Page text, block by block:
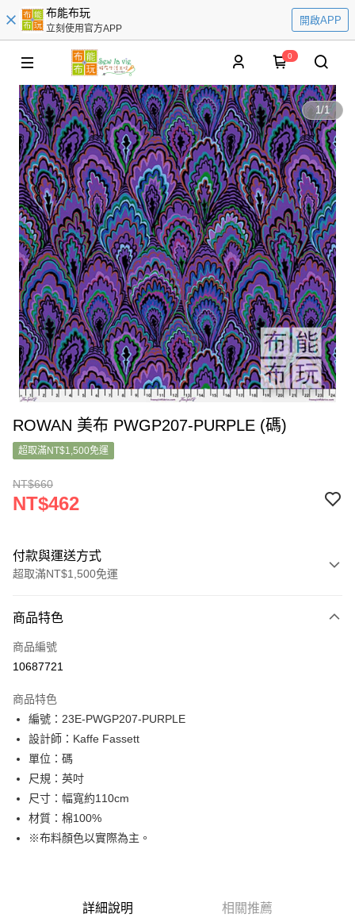
布能布玩
立刻使用官方APP
開啟APP
0
1/1
ROWAN 美布 PWGP207-PURPLE (碼)
超取滿NT$1,500免運
NT$660
NT$462
付款與運送方式
超取滿NT$1,500免運
信用卡一次付款
超商取貨付款
Apple Pay
街口支付
Google Pay
大哥付你分期
相關說明
【大哥付你分期使用說明】
3.實際核准額度、可分期數及費用金額請依後續交易確認頁面所載為準。
AFTEE先享後付是「在收到商品之後才付款」的支付方式。 讓您購物簡單
商品特色
商品編號
10687721
商品特色
編號：23E-PWGP207-PURPLE
設計師：Kaffe Fassett
單位：碼
尺規：英吋
尺寸：幅寬約110cm
材質：棉100%
※布料顏色以實際為主。
詳細說明 相關推薦